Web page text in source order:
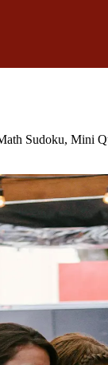
Sudoku, Mini